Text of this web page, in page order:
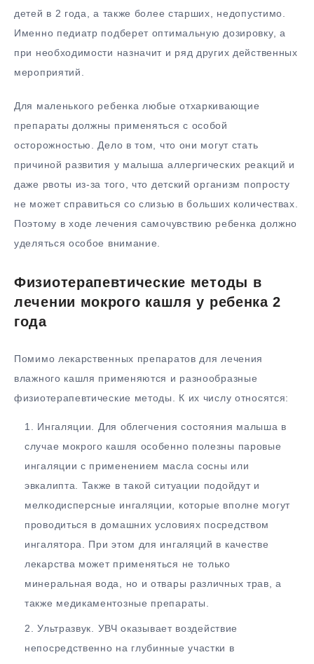
детей в 2 года, а также более старших, недопустимо.
Именно педиатр подберет оптимальную дозировку, а
при необходимости назначит и ряд других действенных
мероприятий.
Для маленького ребенка любые отхаркивающие
препараты должны применяться с особой
осторожностью. Дело в том, что они могут стать
причиной развития у малыша аллергических реакций и
даже рвоты из-за того, что детский организм попросту
не может справиться со слизью в больших количествах.
Поэтому в ходе лечения самочувствию ребенка должно
уделяться особое внимание.
Физиотерапевтические методы в
лечении мокрого кашля у ребенка 2
года
Помимо лекарственных препаратов для лечения
влажного кашля применяются и разнообразные
физиотерапевтические методы. К их числу относятся:
Ингаляции. Для облегчения состояния малыша в
случае мокрого кашля особенно полезны паровые
ингаляции с применением масла сосны или
эвкалипта. Также в такой ситуации подойдут и
мелкодисперсные ингаляции, которые вполне могут
проводиться в домашних условиях посредством
ингалятора. При этом для ингаляций в качестве
лекарства может применяться не только
минеральная вода, но и отвары различных трав, а
также медикаментозные препараты.
Ультразвук. УВЧ оказывает воздействие
непосредственно на глубинные участки в